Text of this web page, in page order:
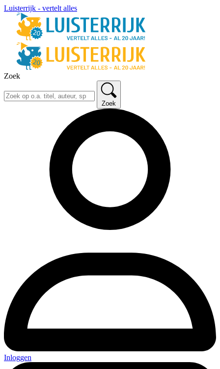
Luisterrijk - vertelt alles
Zoek
Zoek
Inloggen